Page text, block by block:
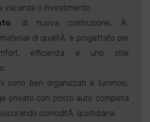
vacanze o investimento.
, di nuova costruzione, Ã¨
di qualitÃ e progettato per
efficienza e uno stile
sono ben organizzati e luminosi,
privato con posto auto completa
comoditÃ quotidiana.